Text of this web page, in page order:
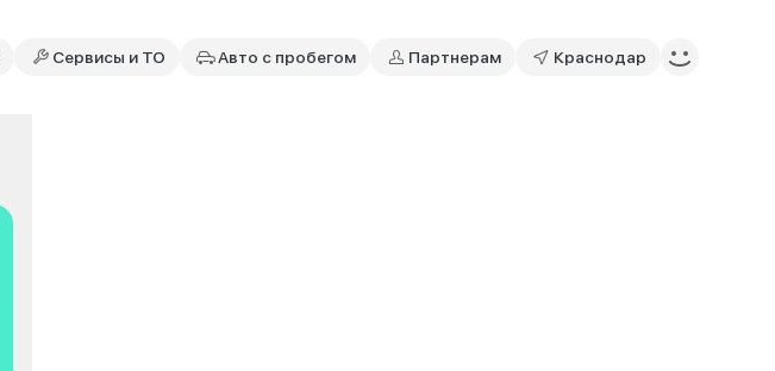
Сервисы и ТО Авто с пробегом Партнерам Краснодар